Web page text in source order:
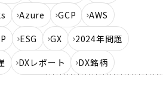
Azure GCP
AWS
ESG GX
2024年問題
DXレポート DX銘柄